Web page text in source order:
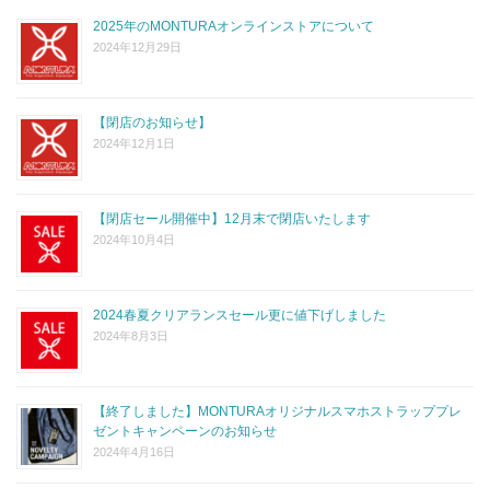
2025年のMONTURAオンラインストアについて
2024年12月29日
【閉店のお知らせ】
2024年12月1日
【閉店セール開催中】12月末で閉店いたします
2024年10月4日
2024春夏クリアランスセール更に値下げしました
2024年8月3日
【終了しました】MONTURAオリジナルスマホストラッププレ
ゼントキャンペーンのお知らせ
2024年4月16日